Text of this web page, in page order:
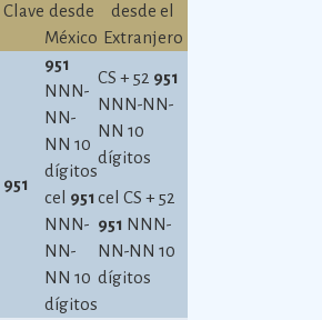
Clave desde
México
desde el
Extranjero
951
951
NNN-
NN-
NN 10
dígitos
CS + 52 951
NNN-NN-
NN 10
dígitos
cel 951
NNN-
NN-
NN 10
dígitos
cel CS + 52
951 NNN-
NN-NN 10
dígitos